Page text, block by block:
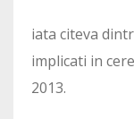
iata citeva
implicati in
2013.